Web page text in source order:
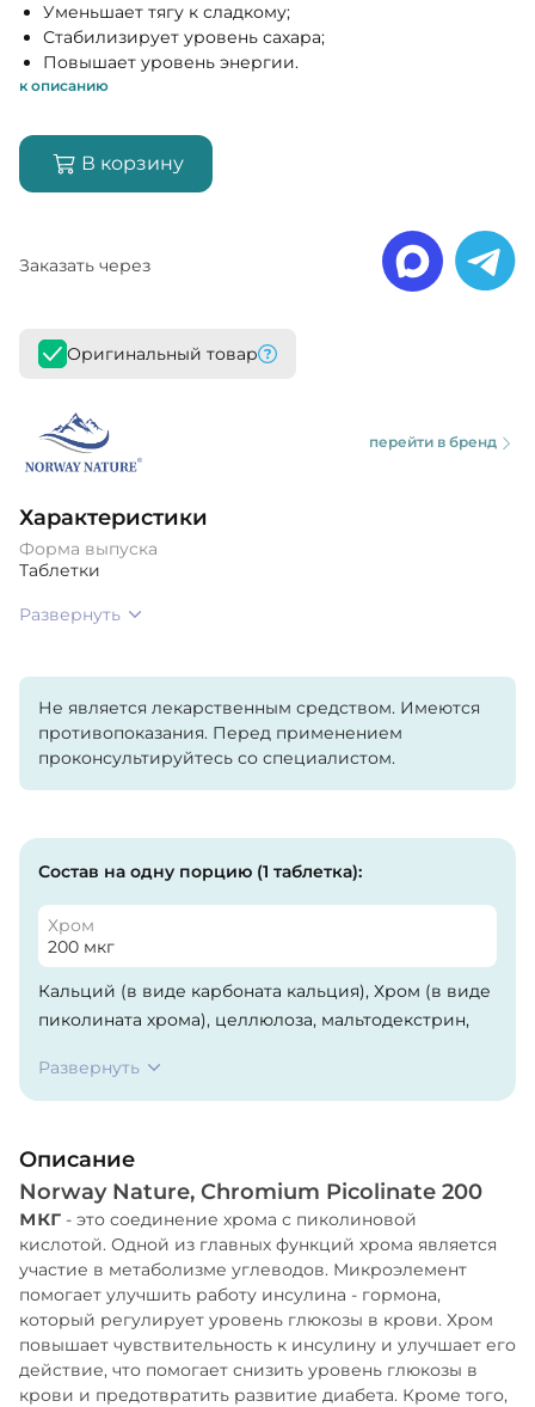
Уменьшает тягу к сладкому;
Стабилизирует уровень сахара;
Повышает уровень энергии.
к описанию
В корзину
Заказать через
Оригинальный товар
перейти в бренд
Характеристики
Форма выпуска
Таблетки
Развернуть
Не является лекарственным средством. Имеются
противопоказания. Перед применением
проконсультируйтесь со специалистом.
Состав на одну порцию (1 таблетка):
Хром
200 мкг
Кальций (в виде карбоната кальция), Хром (в виде
пиколината хрома), целлюлоза, мальтодекстрин,
Развернуть
Описание
Norway Nature, Chromium Picolinate 200
мкг - это соединение хрома с пиколиновой
кислотой. Одной из главных функций хрома является
участие в метаболизме углеводов. Микроэлемент
помогает улучшить работу инсулина - гормона,
который регулирует уровень глюкозы в крови. Хром
повышает чувствительность к инсулину и улучшает его
действие, что помогает снизить уровень глюкозы в
крови и предотвратить развитие диабета. Кроме того,